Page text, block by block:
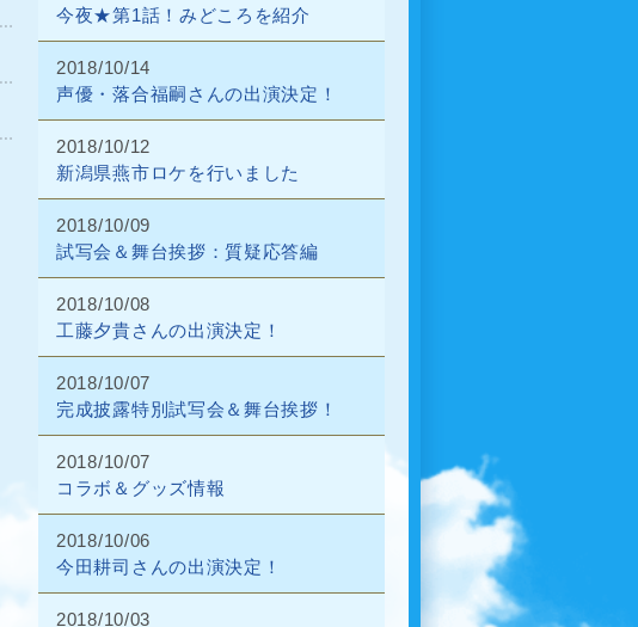
今夜★第1話！みどころを紹介
2018/10/14
声優・落合福嗣さんの出演決定！
2018/10/12
新潟県燕市ロケを行いました
2018/10/09
試写会＆舞台挨拶：質疑応答編
2018/10/08
工藤夕貴さんの出演決定！
2018/10/07
完成披露特別試写会＆舞台挨拶！
2018/10/07
コラボ＆グッズ情報
2018/10/06
今田耕司さんの出演決定！
2018/10/03